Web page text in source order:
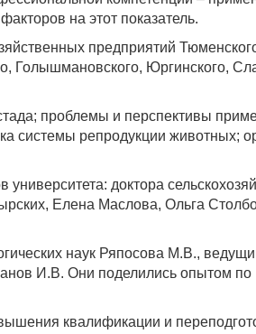
на этот показатель.
предприятий
Голышмановского, Юргинского,
проблемы и перспективы
системы репродукции животных;
доктора
Елена Маслова, Ольга
наук Ряпосова М.В.,
И.В. Они поделились опытом по
квалификации и